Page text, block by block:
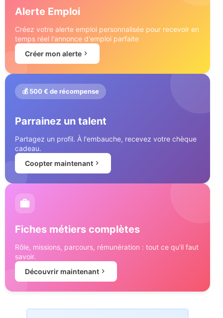
Alerte Emploi
Créez votre alerte emploi personnalisée pour recevoir en
temps réel l'annonce d'emploi parfaite
Créer mon alerte
💰 500 € de récompense
Parrainez un talent
Partagez un profil. À l'embauche, recevez votre chèque
cadeau.
Coopter maintenant
Fiches métiers complètes
Rôle, missions, parcours, rémunération : tout ce qu'il faut
savoir.
Découvrir maintenant